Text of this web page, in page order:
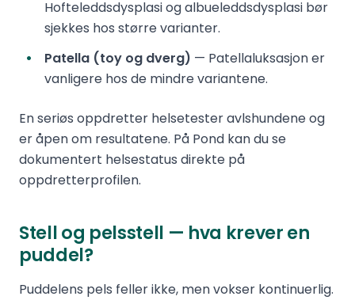
Hofteleddsdysplasi og albueleddsdysplasi bør
sjekkes hos større varianter.
Patella (toy og dverg) — Patellaluksasjon er
vanligere hos de mindre variantene.
En seriøs oppdretter helsetester avlshundene og
er åpen om resultatene. På Pond kan du se
dokumentert helsestatus direkte på
oppdretterprofilen.
Stell og pelsstell — hva krever en
puddel?
Puddelens pels feller ikke, men vokser kontinuerlig.